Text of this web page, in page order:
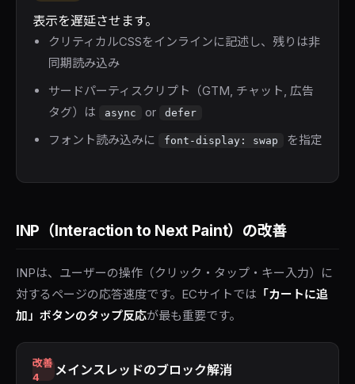
表示を遅延させます。
クリティカルCSSをインラインに記述し、残りは非
同期読み込み
サードパーティスクリプト（GTM, チャット, 広告
タグ）は
async or defer
フォント読み込みに font-display: swap を指定
INP（Interaction to Next Paint）の改善
INPは、ユーザーの操作（クリック・タップ・キー入力）に
対するページの応答速度です。ECサイトでは 「カートに追
加」ボタンのタップ反応が最も重要です。
改善
4
メインスレッドのブロック解消